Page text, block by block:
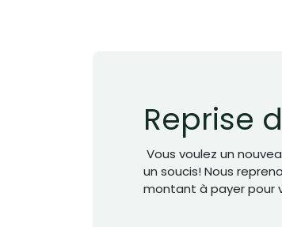
Reprise
Vous voulez un
un soucis! Nous
montant à payer pour